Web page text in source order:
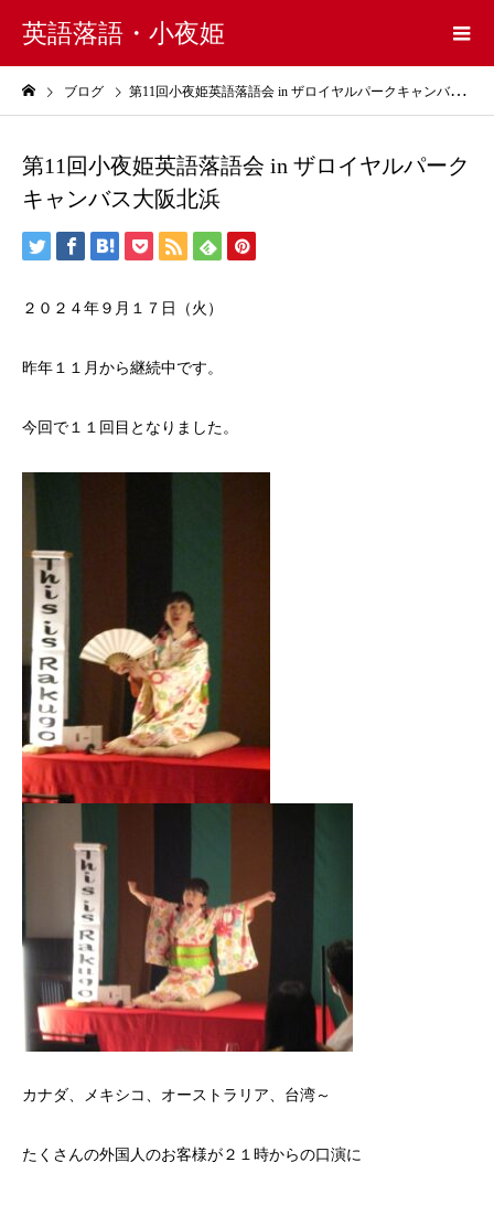
英語落語・小夜姫
ブログ 第11回小夜姫英語落語会 in ザロイヤルパークキャンバス大阪北浜
第11回小夜姫英語落語会 in ザロイヤルパーク
キャンバス大阪北浜
２０２４年９月１７日（火）
昨年１１月から継続中です。
今回で１１回目となりました。
カナダ、メキシコ、オーストラリア、台湾～
たくさんの外国人のお客様が２１時からの口演に